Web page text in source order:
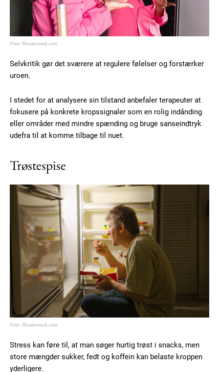
Foto: Shutterstock.com
Selvkritik gør det sværere at regulere følelser og forstærker
uroen.
I stedet for at analysere sin tilstand anbefaler terapeuter at
fokusere på konkrete kropssignaler som en rolig indånding
eller områder med mindre spænding og bruge sanseindtryk
udefra til at komme tilbage til nuet.
Trøstespise
Foto: Shutterstock.com
Stress kan føre til, at man søger hurtig trøst i snacks, men
store mængder sukker, fedt og koffein kan belaste kroppen
yderligere.